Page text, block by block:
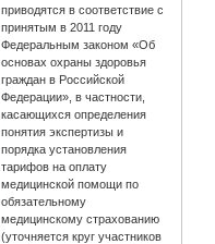
приводятся в соответствие с
принятым в 2011 году
Федеральным законом «Об
основах охраны здоровья
граждан в Российской
Федерации», в частности,
касающихся определения
понятия экспертизы и
порядка установления
тарифов на оплату
медицинской помощи по
обязательному
медицинскому страхованию
(уточняется круг участников